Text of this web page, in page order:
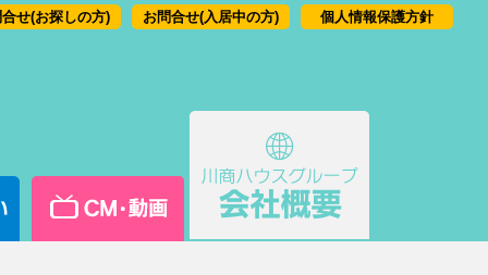
個人情報保護方針
お問合せ(入居中の方)
せ(お探しの方)